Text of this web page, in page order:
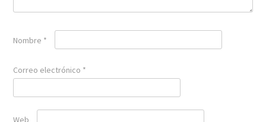
Nombre *
Correo electrónico *
Web